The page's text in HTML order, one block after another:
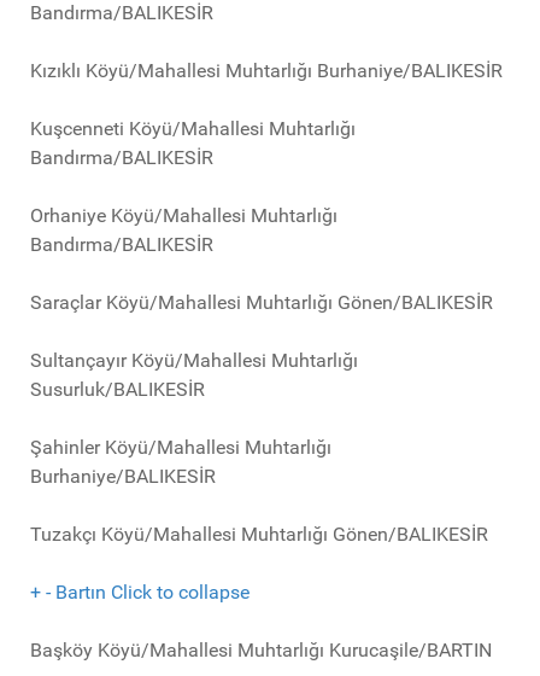
Bandırma/BALIKESİR
Kızıklı Köyü/Mahallesi Muhtarlığı Burhaniye/BALIKESİR
Kuşcenneti Köyü/Mahallesi Muhtarlığı
Bandırma/BALIKESİR
Orhaniye Köyü/Mahallesi Muhtarlığı
Bandırma/BALIKESİR
Saraçlar Köyü/Mahallesi Muhtarlığı Gönen/BALIKESİR
Sultançayır Köyü/Mahallesi Muhtarlığı
Susurluk/BALIKESİR
Şahinler Köyü/Mahallesi Muhtarlığı
Burhaniye/BALIKESİR
Tuzakçı Köyü/Mahallesi Muhtarlığı Gönen/BALIKESİR
+ - Bartın Click to collapse
Başköy Köyü/Mahallesi Muhtarlığı Kurucaşile/BARTIN